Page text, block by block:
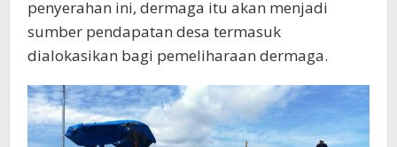
penyerahan ini, dermaga itu akan menjadi
sumber pendapatan desa termasuk
dialokasikan bagi pemeliharaan dermaga.